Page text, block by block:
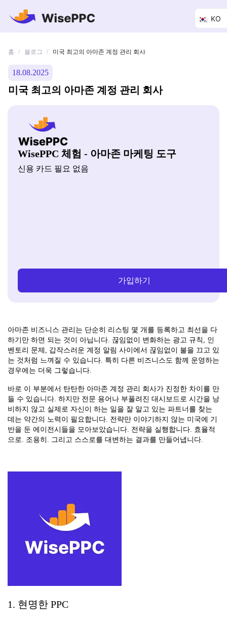
KO
홈 / 블로그 / 미국 최고의 아마존 계정 관리 회사
18.08.2025
미국 최고의 아마존 계정 관리 회사
WisePPC 체험 - 아마존 마케팅 도구
신용 카드 필요 없음
가입하기
아마존 비즈니스 관리는 단순히 리스팅 몇 개를 등록하고 최선을 다
하기만 하면 되는 것이 아닙니다. 끊임없이 변화하는 광고 규칙, 인
벤토리 문제, 갑작스러운 계정 알림 사이에서 끊임없이 불을 끄고 있
는 것처럼 느껴질 수 있습니다. 특히 다른 비즈니스도 함께 운영하는
경우에는 더욱 그렇습니다.
바로 이 부분에서 탄탄한 아마존 계정 관리 회사가 진정한 차이를 만
들 수 있습니다. 하지만 전문 용어나 부풀려진 대시보드로 시간을 낭
비하지 않고 실제로 자신이 하는 일을 잘 알고 있는 파트너를 찾는
데는 약간의 노력이 필요합니다. 전략만 이야기하지 않는 미국에 기
반을 둔 에이전시들을 모아보았습니다. 전략을 실행합니다. 효율적
으로. 조용히. 그리고 스스로를 대변하는 결과를 만들어냅니다.
1. 현명한 PPC